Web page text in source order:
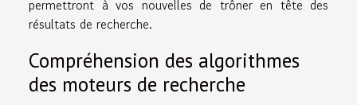
permettront à vos nouvelles de trôner en tête des
résultats de recherche.
Compréhension des algorithmes
des moteurs de recherche